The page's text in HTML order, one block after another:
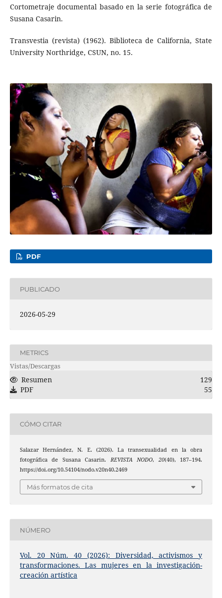
Cor­tometraje documental basado en la serie fotográfica de
Su­sana Casarin.
Transvestia (revista) (1962). Biblioteca de California, State
University Northridge, CSUN, no. 15.
PDF
PUBLICADO
2026-05-29
METRICS
Vistas/Descargas
Resumen
129
PDF
55
CÓMO CITAR
Salazar Hernández, N. E. (2026). La transexualidad en la obra
fotográfica de Susana Casarin. REVISTA NODO, 20(40), 187–194.
https://doi.org/10.54104/nodo.v20n40.2469
Más formatos de cita
NÚMERO
Vol. 20 Núm. 40 (2026): Diversidad, activismos y
transformaciones. Las mujeres en la investigación-
creación artística